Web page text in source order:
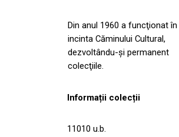
Din anul 1960 a funcţionat în
incinta Căminului Cultural,
dezvoltându-şi permanent
colecţiile.
Informații colecții
11010 u.b.